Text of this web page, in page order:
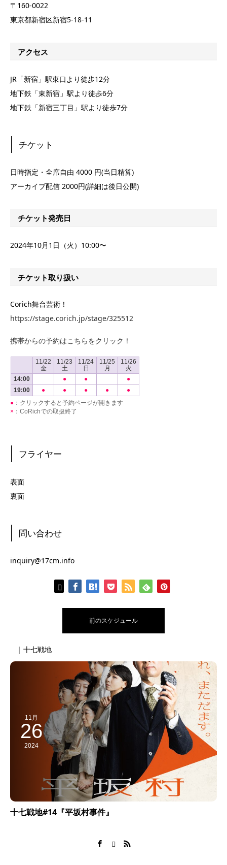
〒160-0022
東京都新宿区新宿5-18-11
アクセス
JR「新宿」駅東口より徒歩12分
地下鉄「東新宿」駅より徒歩6分
地下鉄「新宿三丁目」駅より徒歩7分
チケット
日時指定・全席自由 4000 円(当日精算)
アーカイブ配信 2000円(詳細は後日公開)
チケット発売日
2024年10月1日（火）10:00〜
チケット取り扱い
Corich舞台芸術！
https://stage.corich.jp/stage/325512
携帯からの予約はこちらをクリック！
フライヤー
表面
裏面
問い合わせ
inquiry@17cm.info
前のスケジュール
| 十七戦地
11月
26
2024
十七戦地#14『平坂村事件』